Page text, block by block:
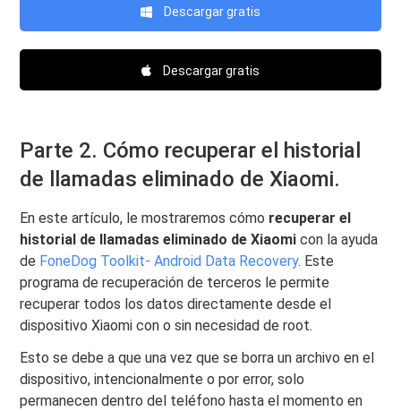
Descargar gratis
Descargar gratis
Parte 2. Cómo recuperar el historial
de llamadas eliminado de Xiaomi.
En este artículo, le mostraremos cómo recuperar el
historial de llamadas eliminado de Xiaomi con la ayuda
de FoneDog Toolkit- Android Data Recovery. Este
programa de recuperación de terceros le permite
recuperar todos los datos directamente desde el
dispositivo Xiaomi con o sin necesidad de root.
Esto se debe a que una vez que se borra un archivo en el
dispositivo, intencionalmente o por error, solo
permanecen dentro del teléfono hasta el momento en